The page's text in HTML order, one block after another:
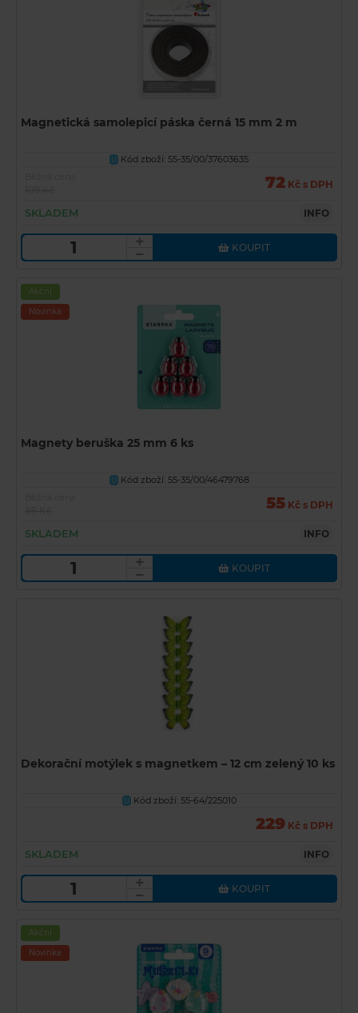
Magnetická samolepicí páska černá 15 mm 2 m
U
Kód zboží: 55-35/00/37603635
72 Kč s DPH
SKLADEM INFO
KOUPIT
Akční
Novinka
Magnety beruška 25 mm 6 ks
U Kód zboží: 55-35/00/46479768
55 Kč s DPH
SKLADEM INFO
KOUPIT
Dekorační motýlek s magnetkem – 12 cm zelený 10 ks
U Kód zboží: 55-64/225010
229 Kč s DPH
SKLADEM INFO
KOUPIT
Akční
Novinka